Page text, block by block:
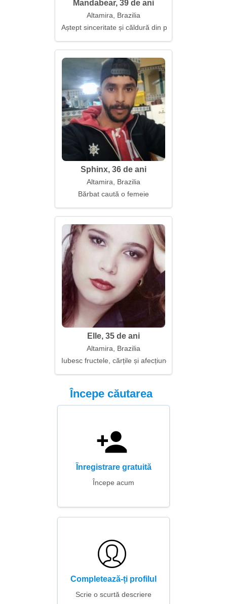
Mandabear, 39 de ani
Altamira, Brazilia
Aștept sinceritate și căldură din partea partenerului
Sphinx, 36 de ani
Altamira, Brazilia
Bărbat caută o femeie
Elle, 35 de ani
Altamira, Brazilia
Iubesc fructele, cărțile și afecțiunea
Începe căutarea
Înregistrare gratuită
Începe acum
Completează-ți profilul
Scrie o scurtă descriere